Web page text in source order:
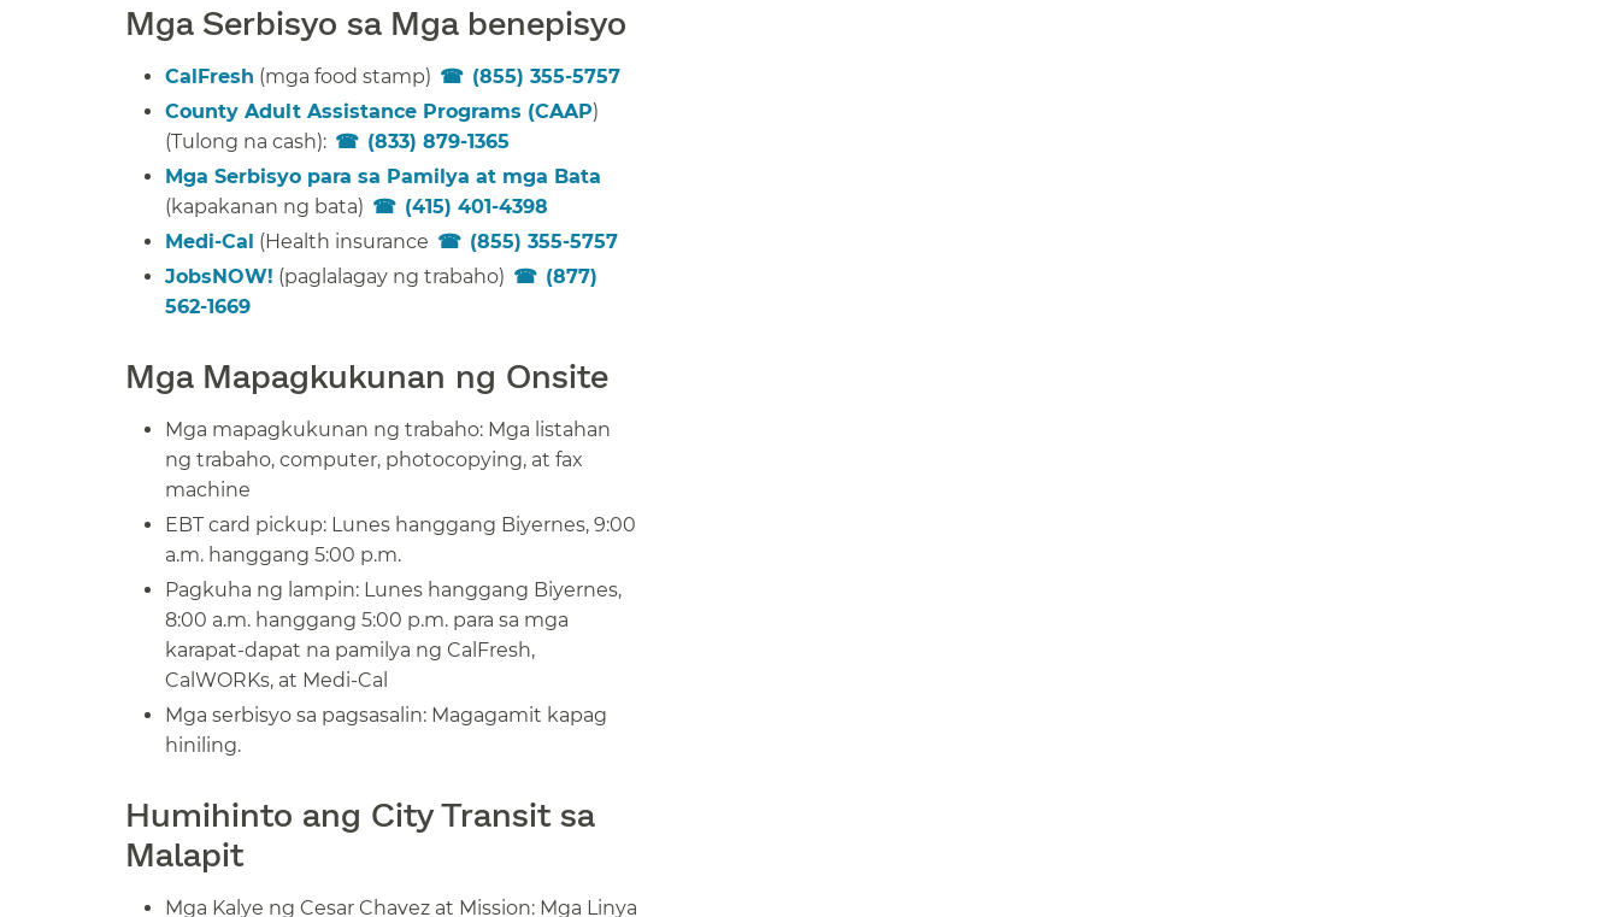
Mga Serbisyo sa Mga benepisyo​​
CalFresh (mga food stamp) (855) 355-5757​​
County Adult Assistance Programs (CAAP)
(Tulong na cash):
(833) 879-1365
Mga Serbisyo para sa Pamilya at mga Bata
(kapakanan ng bata)
(415) 401-4398
Medi-Cal (Health insurance (855) 355-5757​​
JobsNOW! (paglalagay ng trabaho)
(877)
562-1669
Mga Mapagkukunan ng Onsite​​
Mga mapagkukunan ng trabaho: Mga listahan
ng trabaho, computer, photocopying, at fax
machine​​
EBT card pickup: Lunes hanggang Biyernes, 9:00
a.m. hanggang 5:00 p.m.​​
Pagkuha ng lampin: Lunes hanggang Biyernes,
8:00 a.m. hanggang 5:00 p.m. para sa mga
karapat-dapat na pamilya ng CalFresh,
CalWORKs, at Medi-Cal​​
Mga serbisyo sa pagsasalin: Magagamit kapag
hiniling.​​
Humihinto ang City Transit sa
Malapit​​
Mga Kalye ng Cesar Chavez at Mission: Mga Linya